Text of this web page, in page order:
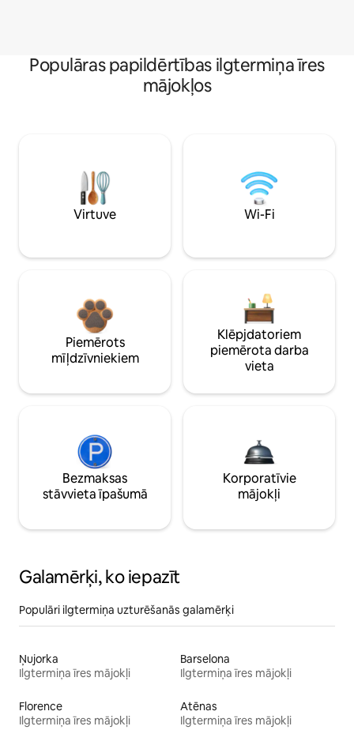
Populāras papildērtības ilgtermiņa īres
mājokļos
Virtuve Wi-Fi
Piemērots
mīļdzīvniekiem
Klēpjdatoriem
piemērota darba
vieta
Bezmaksas
stāvvieta īpašumā
Korporatīvie
mājokļi
Galamērķi, ko iepazīt
Populāri ilgtermiņa uzturēšanās galamērķi
Ņujorka
Ilgtermiņa īres mājokļi
Barselona
Ilgtermiņa īres mājokļi
Florence
Ilgtermiņa īres mājokļi
Atēnas
Ilgtermiņa īres mājokļi